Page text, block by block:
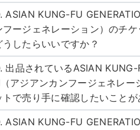
ASIAN KUNG-FU
フージェネレーション）のチ
うしたらいいですか？
出品されているASIAN KUNG-
アジアンカンフージェネレー
トで売り手に確認したいことが
ASIAN KUNG-FU